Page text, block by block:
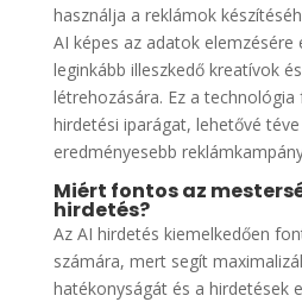
használja a reklámok
AI képes az adatok
leginkább illeszkedő kreatívok
létrehozására. Ez a
hirdetési iparágat, lehetővé
eredményesebb
Miért fontos az
hirdetés?
Az AI hirdetés kiemelkedően
számára, mert segít
hatékonyságát és a hirdetések